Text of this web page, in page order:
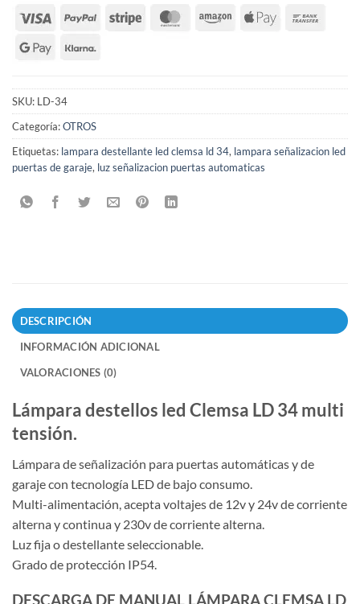
SKU: LD-34
Categoría:OTROS
Etiquetas: lampara destellante led clemsa ld 34, lampara señalizacion led
puertas de garaje, luz señalizacion puertas automaticas
DESCRIPCIÓN
INFORMACIÓN ADICIONAL
VALORACIONES (0)
Lámpara destellos led Clemsa LD 34 multi
tensión.
Lámpara de señalización para puertas automáticas y de
garaje con tecnología LED de bajo consumo.
Multi-alimentación, acepta voltajes de 12v y 24v de corriente
alterna y continua y 230v de corriente alterna.
Luz fija o destellante seleccionable.
Grado de protección IP54.
DESCARGA DE MANUAL LÁMPARA CLEMSA LD